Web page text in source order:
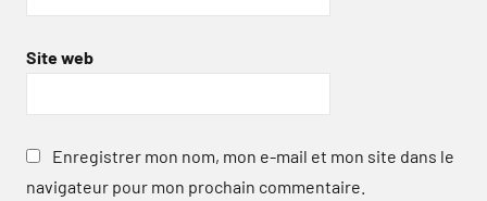
Site web
Enregistrer mon nom, mon e-mail et mon site dans le
navigateur pour mon prochain commentaire.